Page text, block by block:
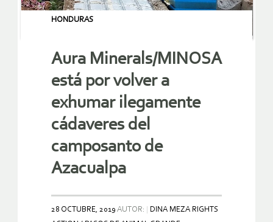
HONDURAS
Aura Minerals/MINOSA
está por volver a
exhumar ilegamente
cádaveres del
camposanto de
Azacualpa
28 OCTUBRE, 2019 AUTOR:
DINA MEZA RIGHTS